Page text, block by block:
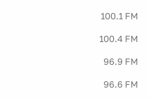
100.1 FM
100.4 FM
96.9 FM
96.6 FM